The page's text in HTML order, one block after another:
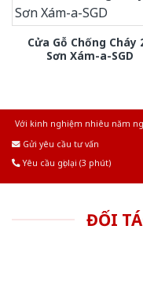
Cửa Gỗ Chống Cháy
Sơn Xám-a-SGD
Với kinh nghiệm nhiêu năm
Gửi yêu cầu tư vấn
Yêu cầu gọi lại (3 phút)
ĐỐI